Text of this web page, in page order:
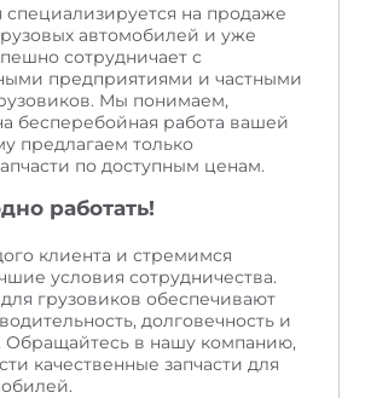
на продаже
автомобилей и уже
сотрудничает с
предприятиями и частными
Мы понимаем,
бесперебойная работа вашей
предлагаем только
по доступным ценам.
работать!
клиента и стремимся
условия сотрудничества.
грузовиков обеспечивают
долговечность и
Обращайтесь в нашу компанию,
качественные запчасти для